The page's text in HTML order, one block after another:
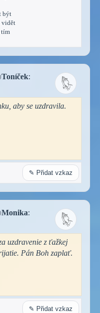
být
vidět
tím
Toníček:
aby se uzdravila.
✎ Přidat vzkaz
Monika:
uzdravenie z ťažkej
Pán Boh zaplať.
✎ Přidat vzkaz